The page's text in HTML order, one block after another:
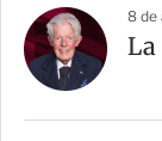
8 de
La